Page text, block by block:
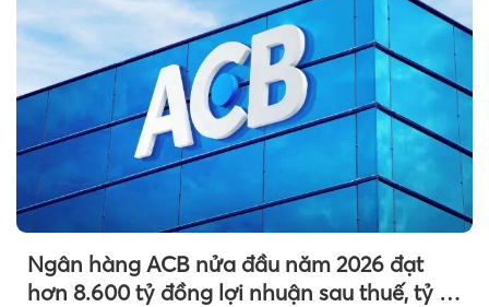
Ngân hàng ACB nửa đầu năm 2026 đạt
hơn 8.600 tỷ đồng lợi nhuận sau thuế, tỷ lệ